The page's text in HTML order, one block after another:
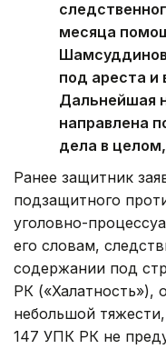
месяца
под ареста и
Дальнейшая
направлена
дела в
Ранее защитник
подзащитного
уголовно-
его словам,
содержании под
РК («Халатность»),
небольшой
147 УПК РК не